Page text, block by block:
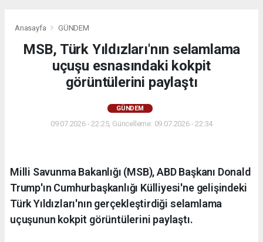
Anasayfa GÜNDEM
MSB, Türk Yıldızları'nın selamlama
uçuşu esnasındaki kokpit
görüntülerini paylaştı
GÜNDEM
09.07.2026 - 22:25, Güncelleme: 09.07.2026 - 22:34
Milli Savunma Bakanlığı (MSB), ABD Başkanı Donald
Trump'ın Cumhurbaşkanlığı Külliyesi'ne gelişindeki
Türk Yıldızları'nın gerçekleştirdiği selamlama
uçuşunun kokpit görüntülerini paylaştı.